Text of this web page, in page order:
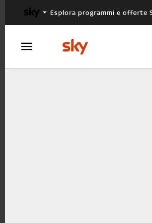
Esplora programmi e offerte